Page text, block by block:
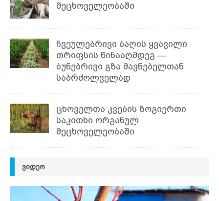
მეცხოველეობაში
ჩვეულებრივი ბაღის ყვავილი
თრიფსის წინააღმდეგ —
ბუნებრივი გზა მავნებელთან
საბრძოლველად
ცხოველთა კვების ზოგიერთი
საკითხი ორგანულ
მეცხოველეობაში
ᲕᲘᲓᲔᲝ